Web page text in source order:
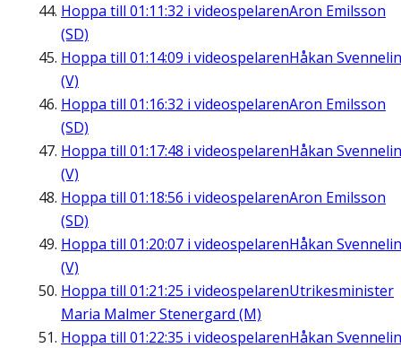
Hoppa till 01:11:32 i videospelarenAron Emilsson
(SD)
Hoppa till 01:14:09 i videospelarenHåkan
(V)
Hoppa till 01:16:32 i videospelarenAron Emilsson
(SD)
Hoppa till 01:17:48 i videospelarenHåkan
(V)
Hoppa till 01:18:56 i videospelarenAron Emilsson
(SD)
Hoppa till 01:20:07 i videospelarenHåkan
(V)
Hoppa till 01:21:25 i videospelarenUtrikesminister
Maria Malmer Stenergard (M)
Hoppa till 01:22:35 i videospelarenHåkan